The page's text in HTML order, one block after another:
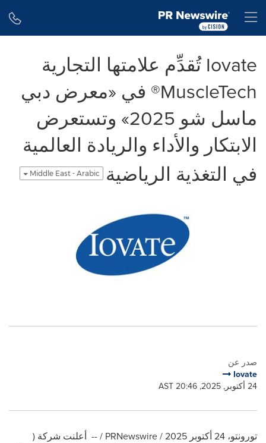
Iovate تُقدِّم علامتها التجارية
MuscleTech® في «معرض دبي
ماسل شو 2025» وتستعرض
الابتكار والأداء والريادة العالمية
في التغذية الرياضية
Middle East - Arabic
صدر عن
Iovate
24 أكتوبر, 2025, 20:46 AST
تورونتو، 24 أكتوبر 2025 / PRNewswire / -- أعلنت شركة (